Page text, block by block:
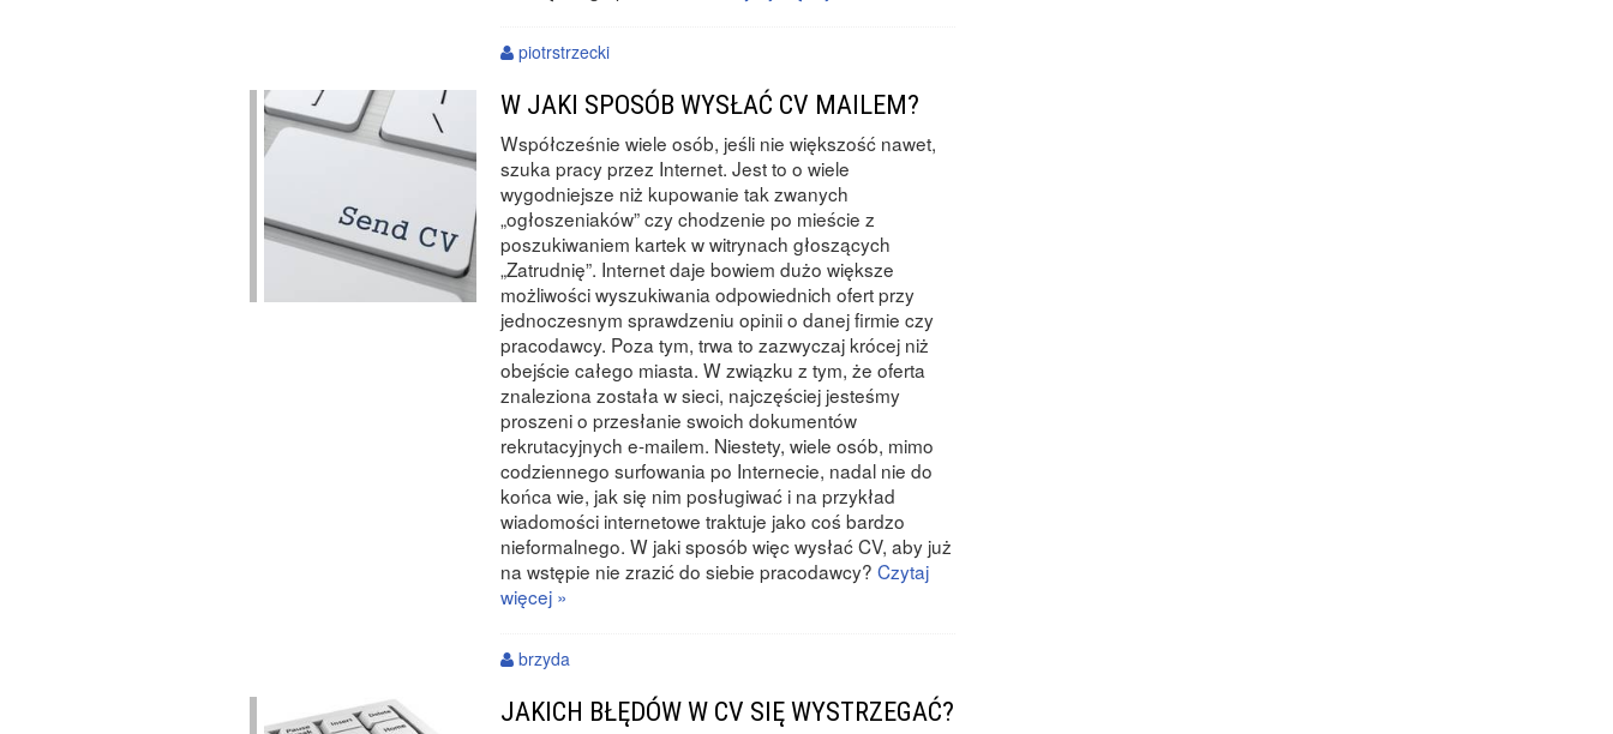
piotrstrzecki
W JAKI SPOSÓB WYSŁAĆ CV MAILEM?
Współcześnie wiele osób, jeśli nie większość nawet,
szuka pracy przez Internet. Jest to o wiele
wygodniejsze niż kupowanie tak zwanych
„ogłoszeniaków” czy chodzenie po mieście z
poszukiwaniem kartek w witrynach głoszących
„Zatrudnię”. Internet daje bowiem dużo większe
możliwości wyszukiwania odpowiednich ofert przy
jednoczesnym sprawdzeniu opinii o danej firmie czy
pracodawcy. Poza tym, trwa to zazwyczaj krócej niż
obejście całego miasta. W związku z tym, że oferta
znaleziona została w sieci, najczęściej jesteśmy
proszeni o przesłanie swoich dokumentów
rekrutacyjnych e-mailem. Niestety, wiele osób, mimo
codziennego surfowania po Internecie, nadal nie do
końca wie, jak się nim posługiwać i na przykład
wiadomości internetowe traktuje jako coś bardzo
nieformalnego. W jaki sposób więc wysłać CV, aby już
na wstępie nie zrazić do siebie pracodawcy?Czytaj
więcej »
brzyda
JAKICH BŁĘDÓW W CV SIĘ WYSTRZEGAĆ?